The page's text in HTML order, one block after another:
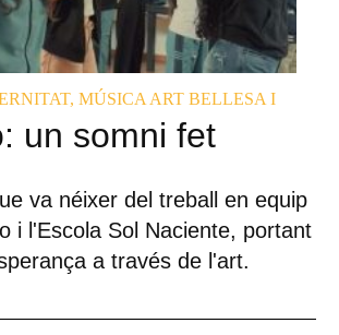
, MÚSICA ART BELLESA I
un somni fet
va néixer del treball en equip
i l'Escola Sol Naciente, portant
a través de l'art.